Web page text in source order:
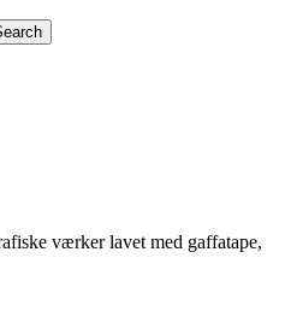
værker lavet med gaffatape,